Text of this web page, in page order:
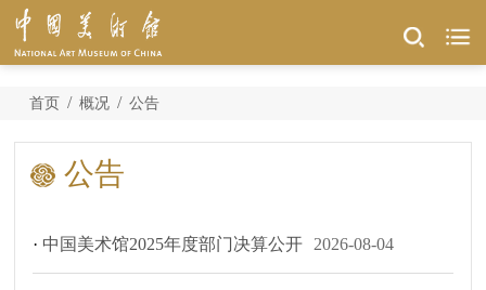
首页 / 概况 / 公告
公告
· 中国美术馆2025年度部门决算公开 2026-08-04